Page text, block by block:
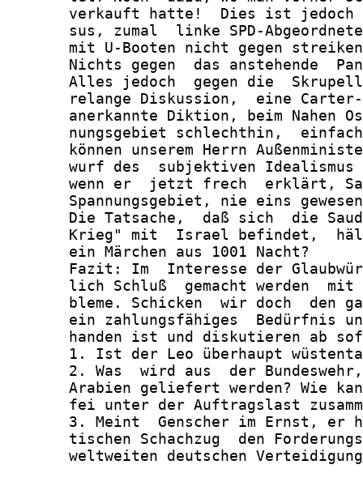
verkauft hatte!  Dies ist
sus, zumal  linke SPD-
mit U-Booten nicht gegen
Nichts gegen  das anstehende
Alles jedoch  gegen die
relange Diskussion,  eine
anerkannte Diktion, beim Nahen
nungsgebiet schlechthin,
können unserem Herrn
wurf des  subjektiven
wenn er  jetzt frech  erklärt,
Spannungsgebiet, nie eins
Die Tatsache,  daß sich  die
Krieg" mit  Israel befindet,
       ein Märchen aus 1001 Nacht?
Fazit: Im  Interesse der
lich Schluß  gemacht werden
bleme. Schicken  wir doch  den
ein zahlungsfähiges  Bedürfnis
handen ist und diskutieren ab
1. Ist der Leo überhaupt
2. Was  wird aus  der
Arabien geliefert werden? Wie
fei unter der Auftragslast
3. Meint  Genscher im Ernst, er
tischen Schachzug  den
weltweiten deutschen